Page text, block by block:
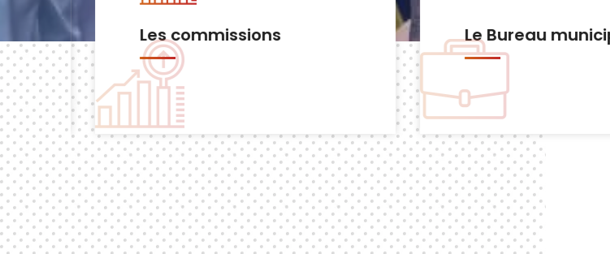
Les commissions Le Bureau municipal